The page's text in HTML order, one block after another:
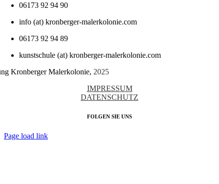
06173 92 94 90
info (at) kronberger-malerkolonie.com
06173 92 94 89
kunstschule (at) kronberger-malerkolonie.com
Kronberger Malerkolonie, 2025
IMPRESSUM
DATENSCHUTZ
FOLGEN SIE UNS
Page load link